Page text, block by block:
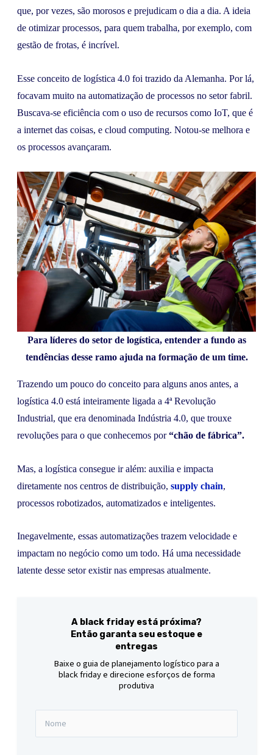
que, por vezes, são morosos e prejudicam o dia a dia. A ideia
de otimizar processos, para quem trabalha, por exemplo, com
gestão de frotas, é incrível.
Esse conceito de logística 4.0 foi trazido da Alemanha. Por lá,
focavam muito na automatização de processos no setor fabril.
Buscava-se eficiência com o uso de recursos como IoT, que é
a internet das coisas, e cloud computing. Notou-se melhora e
os processos avançaram.
Para líderes do setor de logística, entender a fundo as
tendências desse ramo ajuda na formação de um time.
Trazendo um pouco do conceito para alguns anos antes, a
logística 4.0 está inteiramente ligada a 4ª Revolução
Industrial, que era denominada Indústria 4.0, que trouxe
revoluções para o que conhecemos por“chão de fábrica”.
Mas, a logística consegue ir além: auxilia e impacta
diretamente nos centros de distribuição, supply chain,
processos robotizados, automatizados e inteligentes.
Inegavelmente, essas automatizações trazem velocidade e
impactam no negócio como um todo. Há uma necessidade
latente desse setor existir nas empresas atualmente.
A black friday está próxima?
Então garanta seu estoque e
entregas
Baixe o guia de planejamento logístico para a
black friday e direcione esforços de forma
produtiva